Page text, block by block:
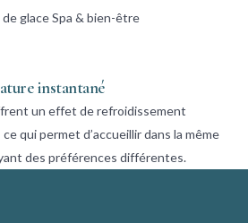
instantané
un effet de refroidissement
qui permet d’accueillir dans la même
des préférences différentes.